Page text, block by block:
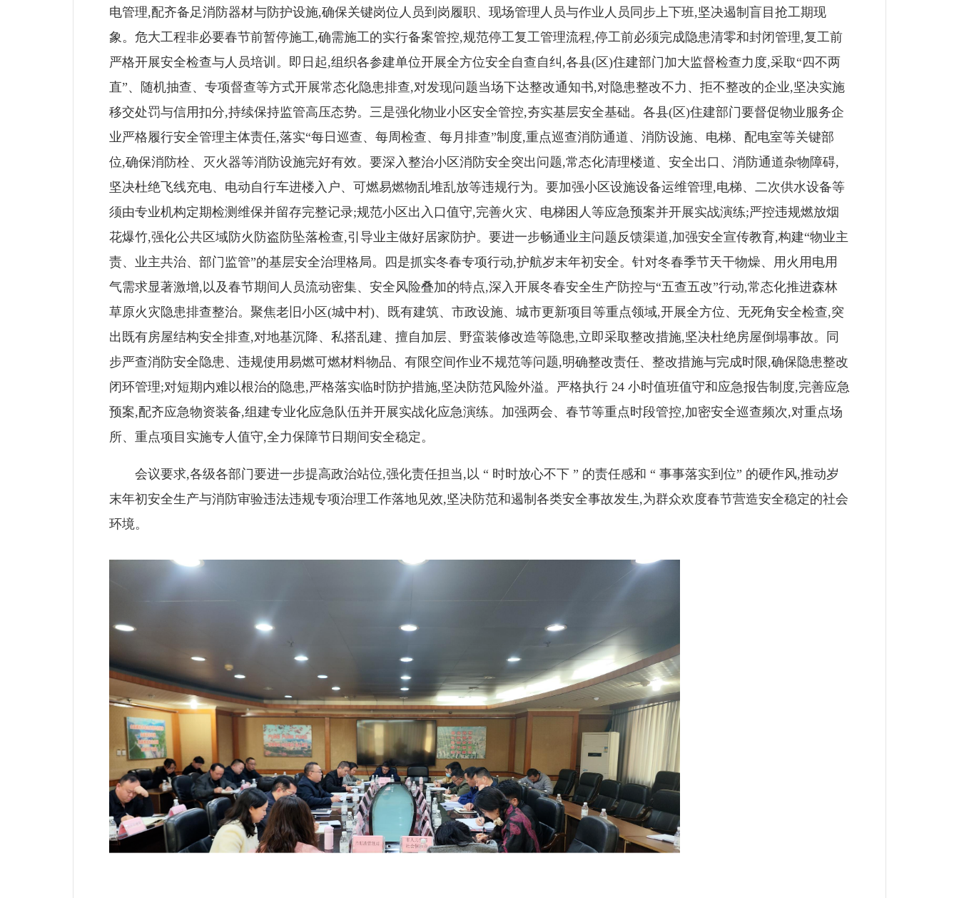
电管理,配齐备足消防器材与防护设施,确保关键岗位人员到岗履职、现场管理人员与作业人员同步上下班,坚决遏制盲目抢工期现
象。危大工程非必要春节前暂停施工,确需施工的实行备案管控,规范停工复工管理流程,停工前必须完成隐患清零和封闭管理,复工前
严格开展安全检查与人员培训。即日起,组织各参建单位开展全方位安全自查自纠,各县(区)住建部门加大监督检查力度,采取“四不两
直”、随机抽查、专项督查等方式开展常态化隐患排查,对发现问题当场下达整改通知书,对隐患整改不力、拒不整改的企业,坚决实施
移交处罚与信用扣分,持续保持监管高压态势。三是强化物业小区安全管控,夯实基层安全基础。各县(区)住建部门要督促物业服务企
业严格履行安全管理主体责任,落实“每日巡查、每周检查、每月排查”制度,重点巡查消防通道、消防设施、电梯、配电室等关键部
位,确保消防栓、灭火器等消防设施完好有效。要深入整治小区消防安全突出问题,常态化清理楼道、安全出口、消防通道杂物障碍,
坚决杜绝飞线充电、电动自行车进楼入户、可燃易燃物乱堆乱放等违规行为。要加强小区设施设备运维管理,电梯、二次供水设备等
须由专业机构定期检测维保并留存完整记录;规范小区出入口值守,完善火灾、电梯困人等应急预案并开展实战演练;严控违规燃放烟
花爆竹,强化公共区域防火防盗防坠落检查,引导业主做好居家防护。要进一步畅通业主问题反馈渠道,加强安全宣传教育,构建“物业主
责、业主共治、部门监管”的基层安全治理格局。四是抓实冬春专项行动,护航岁末年初安全。针对冬春季节天干物燥、用火用电用
气需求显著激增,以及春节期间人员流动密集、安全风险叠加的特点,深入开展冬春安全生产防控与“五查五改”行动,常态化推进森林
草原火灾隐患排查整治。聚焦老旧小区(城中村)、既有建筑、市政设施、城市更新项目等重点领域,开展全方位、无死角安全检查,突
出既有房屋结构安全排查,对地基沉降、私搭乱建、擅自加层、野蛮装修改造等隐患,立即采取整改措施,坚决杜绝房屋倒塌事故。同
步严查消防安全隐患、违规使用易燃可燃材料物品、有限空间作业不规范等问题,明确整改责任、整改措施与完成时限,确保隐患整改
闭环管理;对短期内难以根治的隐患,严格落实临时防护措施,坚决防范风险外溢。严格执行 24 小时值班值守和应急报告制度,完善应急
预案,配齐应急物资装备,组建专业化应急队伍并开展实战化应急演练。加强两会、春节等重点时段管控,加密安全巡查频次,对重点场
所、重点项目实施专人值守,全力保障节日期间安全稳定。
会议要求,各级各部门要进一步提高政治站位,强化责任担当,以 “ 时时放心不下 ” 的责任感和 “ 事事落实到位” 的硬作风,推动岁
末年初安全生产与消防审验违法违规专项治理工作落地见效,坚决防范和遏制各类安全事故发生,为群众欢度春节营造安全稳定的社会
环境。